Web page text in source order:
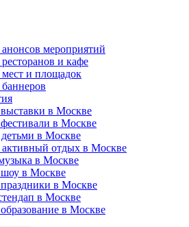
мероприятий
и кафе
и площадок
в Москве
в Москве
детьми в Москве
отдых в Москве
в Москве
в Москве
в Москве
в Москве
в Москве